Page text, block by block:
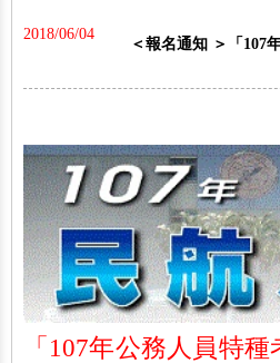
2018/06/04
＜報名通知 ＞「107
「107年公務人員特